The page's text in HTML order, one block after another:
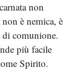
non
è nemica, è
comunione.
più facile
Spirito.